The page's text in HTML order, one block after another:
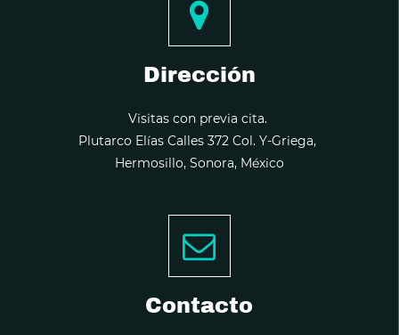
Dirección
Visitas con previa cita.
Plutarco Elías Calles 372 Col. Y-Griega,
Hermosillo, Sonora, México
Contacto